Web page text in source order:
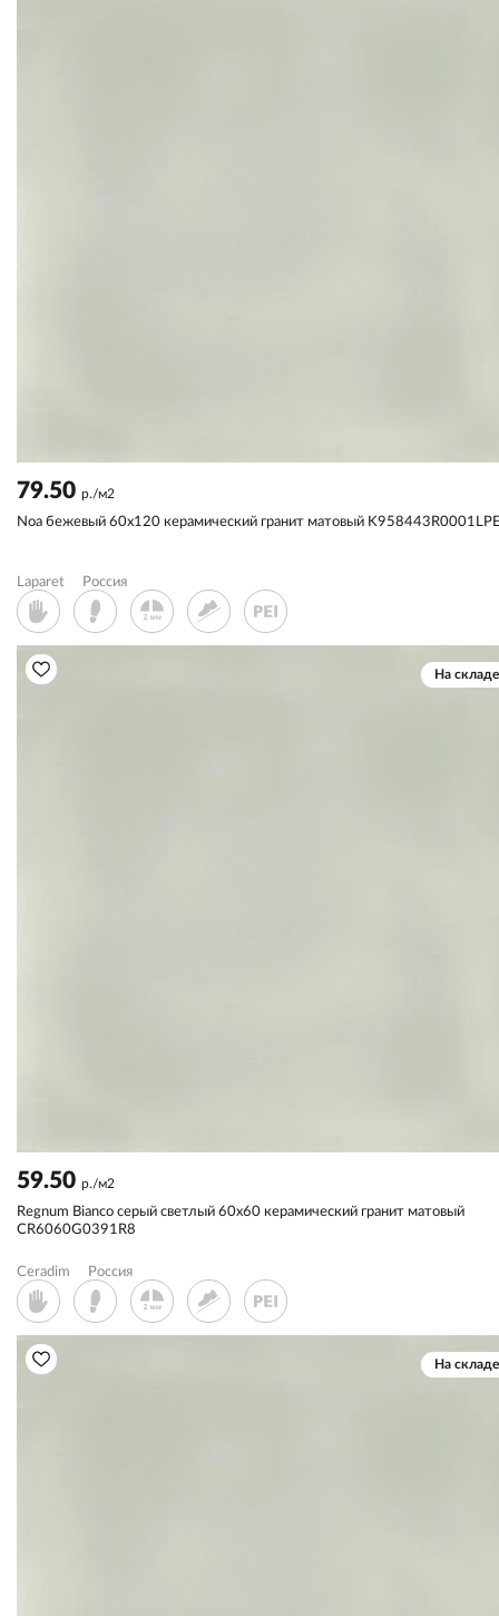
79.50 р./м2
Noa бежевый 60x120 керамический гранит матовый
Laparet Россия
На складе
59.50 р./м2
Regnum Bianco серый светлый 60x60 керамический гранит матовый
CR6060G0391R8
Ceradim Россия
На складе